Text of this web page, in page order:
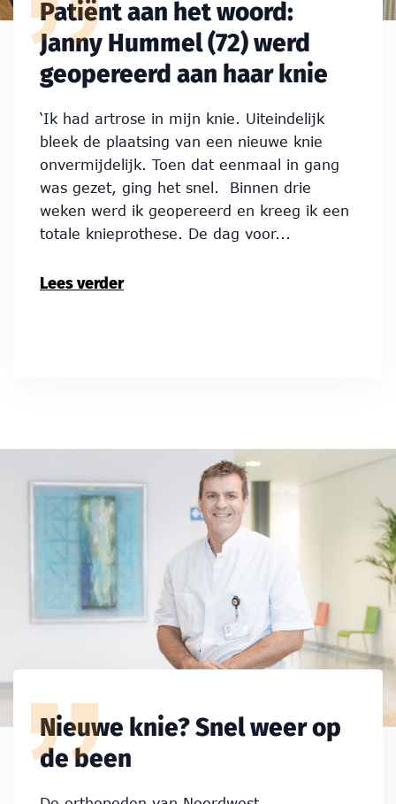
Patiënt aan het woord:
Janny Hummel (72) werd
geopereerd aan haar knie
‘Ik had artrose in mijn knie. Uiteindelijk
bleek de plaatsing van een nieuwe knie
onvermijdelijk. Toen dat eenmaal in gang
was gezet, ging het snel. Binnen drie
weken werd ik geopereerd en kreeg ik een
totale knieprothese. De dag voor...
Lees verder
Nieuwe knie? Snel weer op
de been